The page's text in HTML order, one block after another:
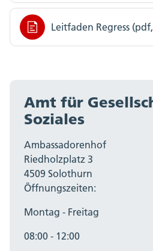
Leitfaden Regress
Amt für
Soziales
Ambassadorenhof
Riedholzplatz 3
4509 Solothurn
Öffnungszeiten:
Montag - Freitag
08:00 - 12:00